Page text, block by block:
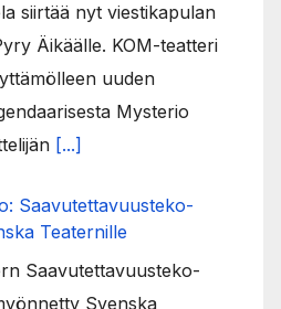
siirtää nyt viestikapulan
Äikäälle. KOM-teatteri
uuden
Mysterio
[...]
Saavutettavuusteko-
Teaternille
Saavutettavuusteko-
Svenska